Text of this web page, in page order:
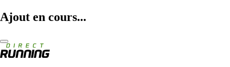
Ajout en cours...